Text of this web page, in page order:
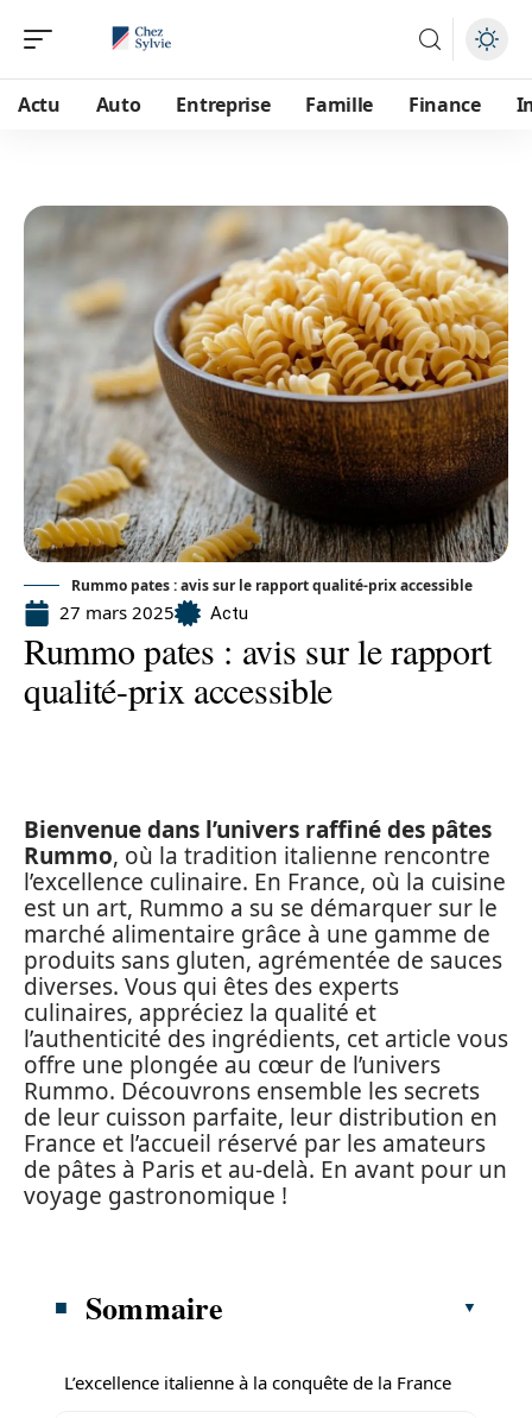
Actu Auto Entreprise Famille Finance
Rummo pates : avis sur le rapport qualité-prix accessible
27 mars 2025 Actu
Rummo pates : avis sur le rapport
qualité-prix accessible
Bienvenue dans l’univers raffiné des pâtes
Rummo, où la tradition italienne rencontre
l’excellence culinaire. En France, où la cuisine
est un art, Rummo a su se démarquer sur le
marché alimentaire grâce à une gamme de
produits sans gluten, agrémentée de sauces
diverses. Vous qui êtes des experts
culinaires, appréciez la qualité et
l’authenticité des ingrédients, cet article vous
offre une plongée au cœur de l’univers
Rummo. Découvrons ensemble les secrets
de leur cuisson parfaite, leur distribution en
France et l’accueil réservé par les amateurs
de pâtes à Paris et au-delà. En avant pour un
voyage gastronomique !
Sommaire
L’excellence italienne à la conquête de la France